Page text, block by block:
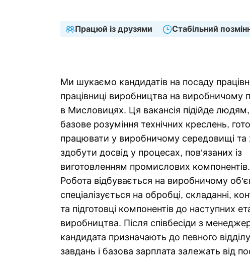
Працюй із друзями Стабільний
Ми шукаємо кандидатів на посаду
працівниці виробництва на виробничому
в Мисловицях. Ця вакансія підійде
базове розуміння технічних креслень,
працювати у виробничому середовищі та
здобути досвід у процесах, пов’язаних із
виготовленням промислових компонентів.
Робота відбувається на виробничому
спеціалізується на обробці, складанні,
та підготовці компонентів до наступних
виробництва. Після співбесіди з
кандидата призначають до певного
завдань і базова зарплата залежать від